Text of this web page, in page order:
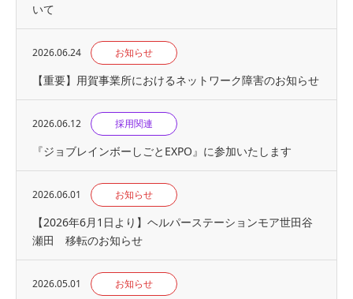
いて
2026.06.24 お知らせ
【重要】用賀事業所におけるネットワーク障害のお知らせ
2026.06.12 採用関連
『ジョブレインボーしごとEXPO』に参加いたします
2026.06.01 お知らせ
【2026年6月1日より】ヘルパーステーションモア世田谷
瀬田 移転のお知らせ
2026.05.01 お知らせ